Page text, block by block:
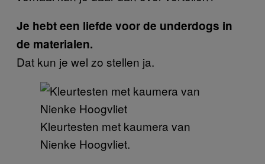
Je hebt een liefde voor de underdogs in
de materialen.
Dat kun je wel zo stellen ja.
Kleurtesten met kaumera van
Nienke Hoogvliet.